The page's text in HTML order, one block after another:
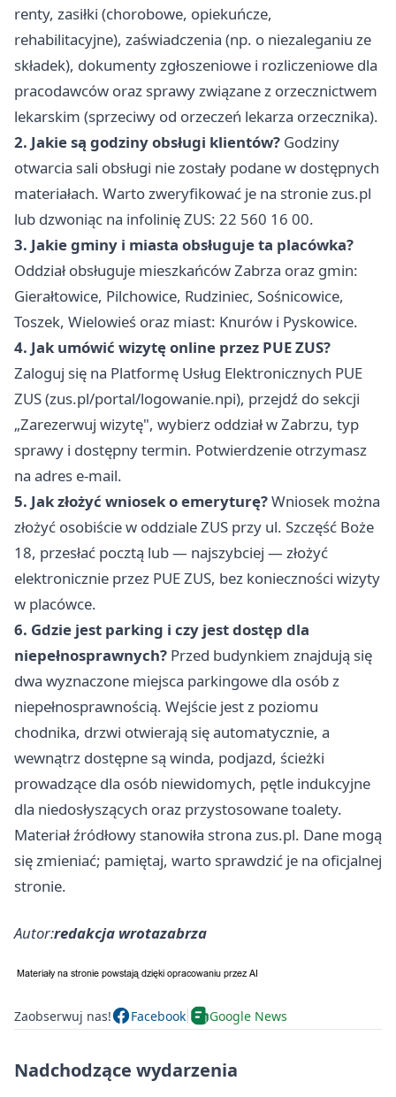
renty, zasiłki (chorobowe, opiekuńcze,
rehabilitacyjne), zaświadczenia (np. o niezaleganiu ze
składek), dokumenty zgłoszeniowe i rozliczeniowe dla
pracodawców oraz sprawy związane z orzecznictwem
lekarskim (sprzeciwy od orzeczeń lekarza orzecznika).
2. Jakie są godziny obsługi klientów? Godziny
otwarcia sali obsługi nie zostały podane w dostępnych
materiałach. Warto zweryfikować je na stroniezus.pl
lub dzwoniąc na infolinię ZUS: 22 560 16 00.
3. Jakie gminy i miasta obsługuje ta placówka?
Oddział obsługuje mieszkańców Zabrza oraz gmin:
Gierałtowice, Pilchowice, Rudziniec, Sośnicowice,
Toszek, Wielowieś oraz miast: Knurów i Pyskowice.
4. Jak umówić wizytę online przez PUE ZUS?
Zaloguj się na Platformę Usług Elektronicznych PUE
ZUS (zus.pl/portal/logowanie.npi), przejdź do sekcji
„Zarezerwuj wizytę", wybierz oddział w Zabrzu, typ
sprawy i dostępny termin. Potwierdzenie otrzymasz
na adres e-mail.
5. Jak złożyć wniosek o emeryturę?Wniosek można
złożyć osobiście w oddziale ZUS przy ul. Szczęść Boże
18, przesłać pocztą lub — najszybciej — złożyć
elektronicznie przez PUE ZUS, bez konieczności wizyty
w placówce.
6. Gdzie jest parking i czy jest dostęp dla
niepełnosprawnych? Przed budynkiem znajdują się
dwa wyznaczone miejsca parkingowe dla osób z
niepełnosprawnością. Wejście jest z poziomu
chodnika, drzwi otwierają się automatycznie, a
wewnątrz dostępne są winda, podjazd, ścieżki
prowadzące dla osób niewidomych, pętle indukcyjne
dla niedosłyszących oraz przystosowane toalety.
Materiał źródłowy stanowiła strona zus.pl. Dane mogą
się zmieniać; pamiętaj, warto sprawdzić je na oficjalnej
stronie.
Autor:redakcja wrotazabrza
Zaobserwuj nas! Facebook Google News
Nadchodzące wydarzenia